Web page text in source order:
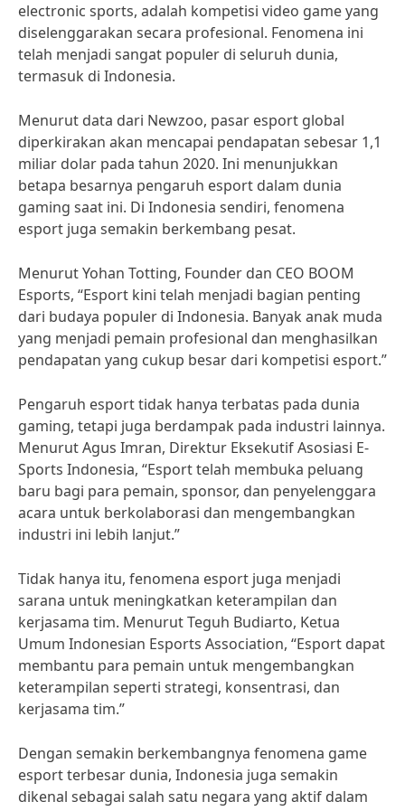
electronic sports, adalah kompetisi video game yang
diselenggarakan secara profesional. Fenomena ini
telah menjadi sangat populer di seluruh dunia,
termasuk di Indonesia.
Menurut data dari Newzoo, pasar esport global
diperkirakan akan mencapai pendapatan sebesar 1,1
miliar dolar pada tahun 2020. Ini menunjukkan
betapa besarnya pengaruh esport dalam dunia
gaming saat ini. Di Indonesia sendiri, fenomena
esport juga semakin berkembang pesat.
Menurut Yohan Totting, Founder dan CEO BOOM
Esports, “Esport kini telah menjadi bagian penting
dari budaya populer di Indonesia. Banyak anak muda
yang menjadi pemain profesional dan menghasilkan
pendapatan yang cukup besar dari kompetisi esport.”
Pengaruh esport tidak hanya terbatas pada dunia
gaming, tetapi juga berdampak pada industri lainnya.
Menurut Agus Imran, Direktur Eksekutif Asosiasi E-
Sports Indonesia, “Esport telah membuka peluang
baru bagi para pemain, sponsor, dan penyelenggara
acara untuk berkolaborasi dan mengembangkan
industri ini lebih lanjut.”
Tidak hanya itu, fenomena esport juga menjadi
sarana untuk meningkatkan keterampilan dan
kerjasama tim. Menurut Teguh Budiarto, Ketua
Umum Indonesian Esports Association, “Esport dapat
membantu para pemain untuk mengembangkan
keterampilan seperti strategi, konsentrasi, dan
kerjasama tim.”
Dengan semakin berkembangnya fenomena game
esport terbesar dunia, Indonesia juga semakin
dikenal sebagai salah satu negara yang aktif dalam